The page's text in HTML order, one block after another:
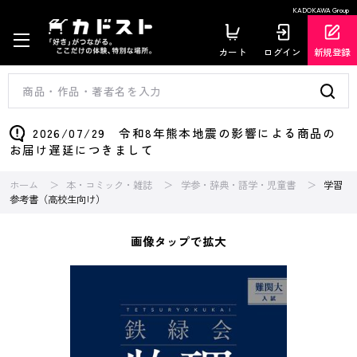
KADOKAWA Group
カート ログイン 新規登録
2026/07/29 令和8年熊本地震の影響による商品の
お届け遅延につきまして
ホーム 本・コミック・雑誌 学参・辞典・語学・児童書
学習
参考書（高校生向け）
画像タップで拡大